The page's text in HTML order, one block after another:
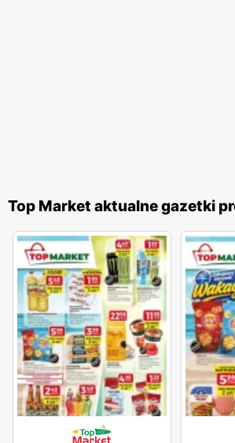
Top Market aktualne gazetki